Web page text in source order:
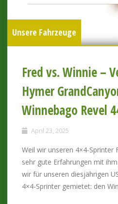
Unsere Fahrzeuge
Fred vs. Winnie –
Hymer
Winnebago Revel
April 23, 2025
Weil wir unseren 4×4-Sprinter
sehr gute Erfahrungen mit
wir für unseren diesjährigen
4×4-Sprinter gemietet: den